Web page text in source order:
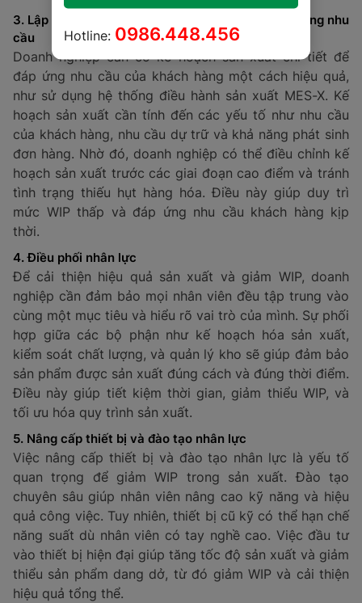
3. Lập kế hoạch sản xuất khoa học sẵn sàng đáp ứng nhu
cầu
Doanh nghiệp cần có kế hoạch sản xuất chi tiết để
đáp ứng nhu cầu của khách hàng một cách hiệu quả,
như sử dụng hệ thống điều hành sản xuất MES-X. Kế
hoạch sản xuất cần tính đến các yếu tố như nhu cầu
của khách hàng, nhu cầu dự trữ và khả năng phát sinh
đơn hàng. Nhờ đó, doanh nghiệp có thể điều chỉnh kế
hoạch sản xuất trước các giai đoạn cao điểm và tránh
tình trạng thiếu hụt hàng hóa. Điều này giúp duy trì
mức WIP thấp và đáp ứng nhu cầu khách hàng kịp
thời.
4. Điều phối nhân lực
Để cải thiện hiệu quả sản xuất và giảm WIP, doanh
nghiệp cần đảm bảo mọi nhân viên đều tập trung vào
cùng một mục tiêu và hiểu rõ vai trò của mình. Sự phối
hợp giữa các bộ phận như kế hoạch hóa sản xuất,
kiểm soát chất lượng, và quản lý kho sẽ giúp đảm bảo
sản phẩm được sản xuất đúng cách và đúng thời điểm.
Điều này giúp tiết kiệm thời gian, giảm thiểu WIP, và
tối ưu hóa quy trình sản xuất.
5. Nâng cấp thiết bị và đào tạo nhân lực
Việc nâng cấp thiết bị và đào tạo nhân lực là yếu tố
quan trọng để giảm WIP trong sản xuất. Đào tạo
chuyên sâu giúp nhân viên nâng cao kỹ năng và hiệu
quả công việc. Tuy nhiên, thiết bị cũ kỹ có thể hạn chế
năng suất dù nhân viên có tay nghề cao. Việc đầu tư
vào thiết bị hiện đại giúp tăng tốc độ sản xuất và giảm
thiểu sản phẩm dang dở, từ đó giảm WIP và cải thiện
hiệu quả tổng thể.
Hotline: 0986.448.456